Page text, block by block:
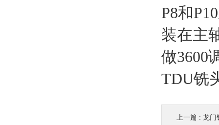
P8和
装在主
做3600
TDU铣
上一篇 : 龙门